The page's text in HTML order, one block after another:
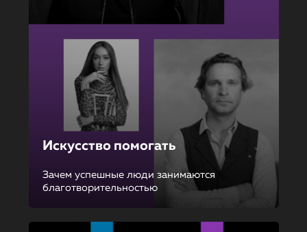
Искусство помогать
Зачем успешные люди занимаются
благотворительностью